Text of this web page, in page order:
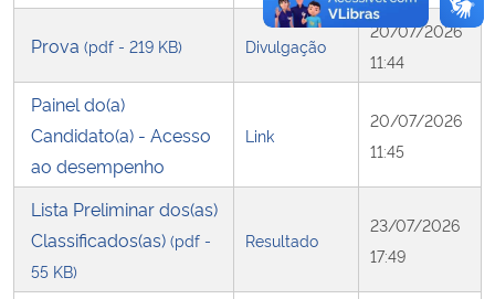
Prova (pdf - 219 KB) Divulgação
20/07/2026
11:44
Painel do(a)
Candidato(a) - Acesso
ao desempenho
Link
20/07/2026
11:45
Lista Preliminar dos(as)
Classificados(as) (pdf -
55 KB)
Resultado
23/07/2026
17:49